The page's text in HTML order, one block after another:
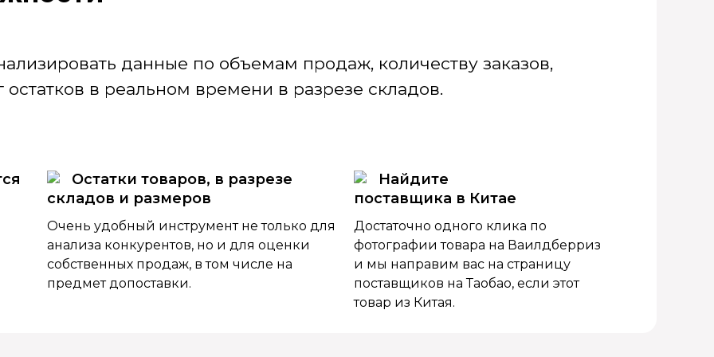
данные по объемам продаж, количеству заказов,
в реальном времени в разрезе складов.
Остатки товаров, в разрезе
складов и размеров
Очень удобный инструмент не только для
анализа конкурентов, но и для оценки
собственных продаж, в том числе на
предмет допоставки.
Найдите
поставщика в Китае
Достаточно одного клика по
фотографии товара на Ваилдберриз
и мы направим вас на страницу
поставщиков на Таобао, если этот
товар из Китая.